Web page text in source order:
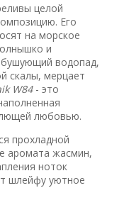
целой
Его
на морское
и
водопад,
скалы, мерцает
W84 - это
любовью.
прохладной
аромата жасмин,
ноток
шлейфу уютное